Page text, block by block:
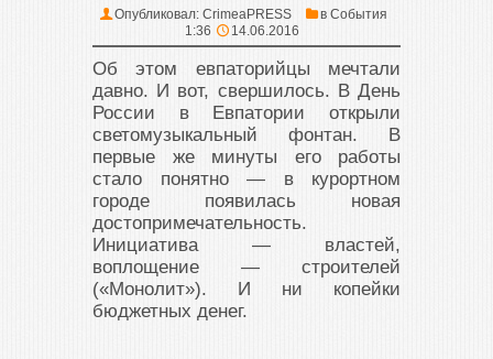
Опубликовал: CrimeaPRESS в События
1:36
14.06.2016
Об этом евпаторийцы мечтали
давно. И вот, свершилось. В День
России в Евпатории открыли
светомузыкальный фонтан. В
первые же минуты его работы
стало понятно — в курортном
городе появилась новая
достопримечательность.
Инициатива — властей,
воплощение — строителей
(«Монолит»). И ни копейки
бюджетных денег.